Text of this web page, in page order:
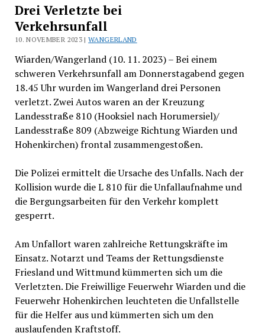
Drei Verletzte bei
Verkehrsunfall
10. NOVEMBER 2023 |WANGERLAND
Wiarden/Wangerland (10. 11. 2023) – Bei einem
schweren Verkehrsunfall am Donnerstagabend gegen
18.45 Uhr wurden im Wangerland drei Personen
verletzt. Zwei Autos waren an der Kreuzung
Landesstraße 810 (Hooksiel nach Horumersiel)/
Landesstraße 809 (Abzweige Richtung Wiarden und
Hohenkirchen) frontal zusammengestoßen.
Die Polizei ermittelt die Ursache des Unfalls. Nach der
Kollision wurde die L 810 für die Unfallaufnahme und
die Bergungsarbeiten für den Verkehr komplett
gesperrt.
Am Unfallort waren zahlreiche Rettungskräfte im
Einsatz. Notarzt und Teams der Rettungsdienste
Friesland und Wittmund kümmerten sich um die
Verletzten. Die Freiwillige Feuerwehr Wiarden und die
Feuerwehr Hohenkirchen leuchteten die Unfallstelle
für die Helfer aus und kümmerten sich um den
auslaufenden Kraftstoff.